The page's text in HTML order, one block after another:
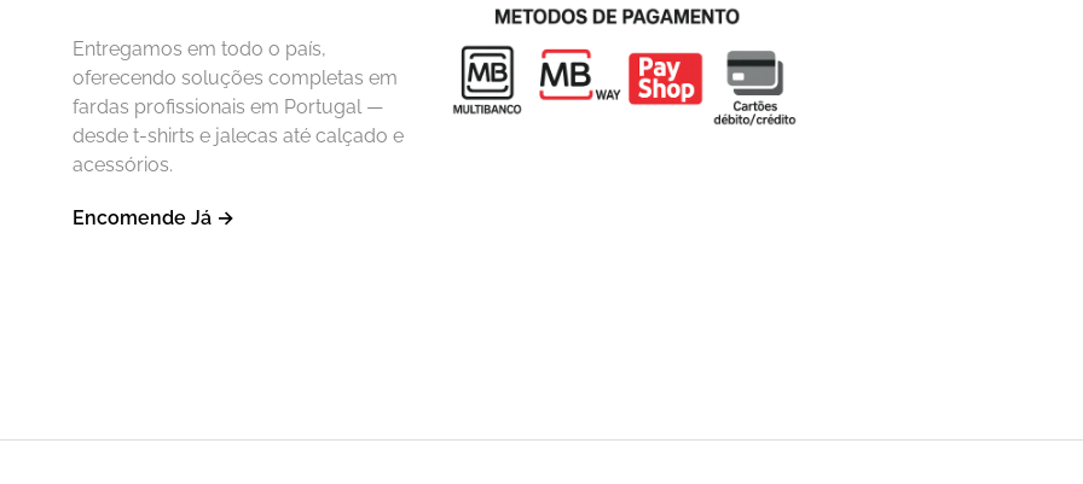
Entregamos em todo o país,
oferecendo soluções completas em
fardas profissionais em Portugal —
desde t-shirts e jalecas até calçado e
acessórios.
Encomende Já →